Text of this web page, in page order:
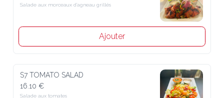
Salade aux morceaux d’agneau grillés
Ajouter
S7 TOMATO SALAD
16.10 €
Salade aux tomates